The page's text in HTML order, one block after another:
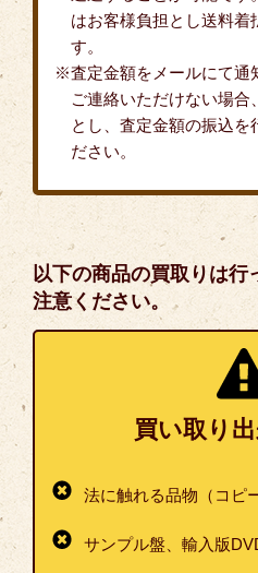
はお客様負担とし送料着
す。
査定金額をメールにて通
ご連絡いただけない場
とし、査定金額の振込を
ださい。
以下の商品の買取りは行
注意ください。
買い取り
法に触れる品物（コピ
サンプル盤、輸入版